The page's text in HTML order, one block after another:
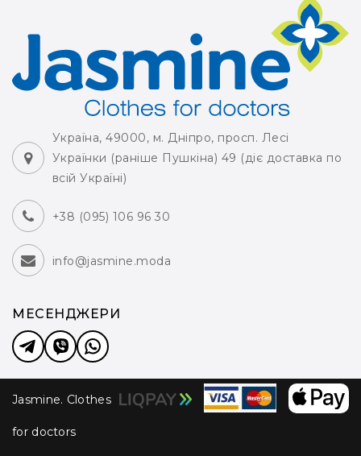
Україна, 49000, м. Дніпро, просп. Лесі
Українки (раніше Пушкіна) 49 (діє доставка по
всій Україні)
+38 (095) 106 96 30
info@jasmine.moda
МЕСЕНДЖЕРИ
Jasmine. Clothes
for doctors